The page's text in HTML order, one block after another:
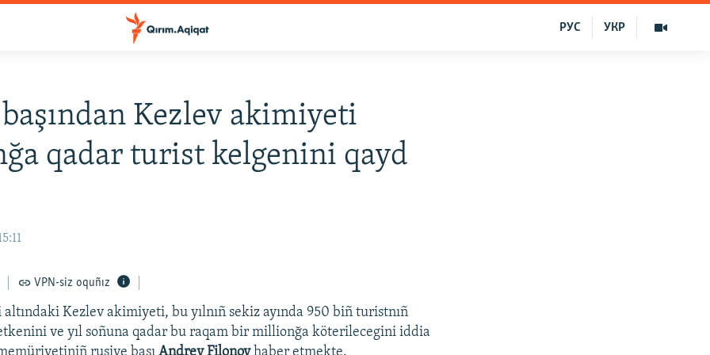
УКР
РУС
başından Kezlev akimiyeti
qadar turist kelgenini qayd
VPN-siz oquñız
Kezlev akimiyeti, bu yılnıñ sekiz ayında 950 biñ turistnıñ
ve yıl soñuna qadar bu raqam bir millionğa köterilecegini iddia